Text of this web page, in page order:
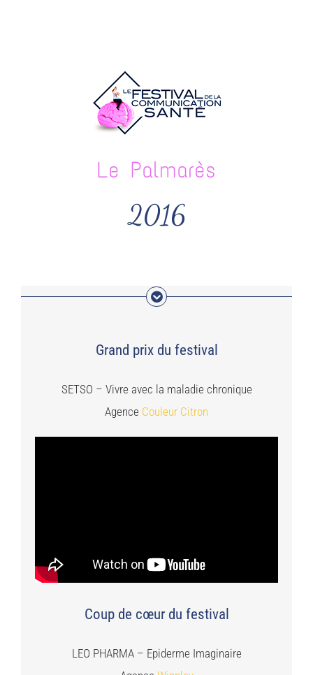
Le Palmarès
2016
Grand prix du festival
SETSO – Vivre avec la maladie chronique
Agence Couleur Citron
Coup de cœur du festival
LEO PHARMA – Epiderme Imaginaire